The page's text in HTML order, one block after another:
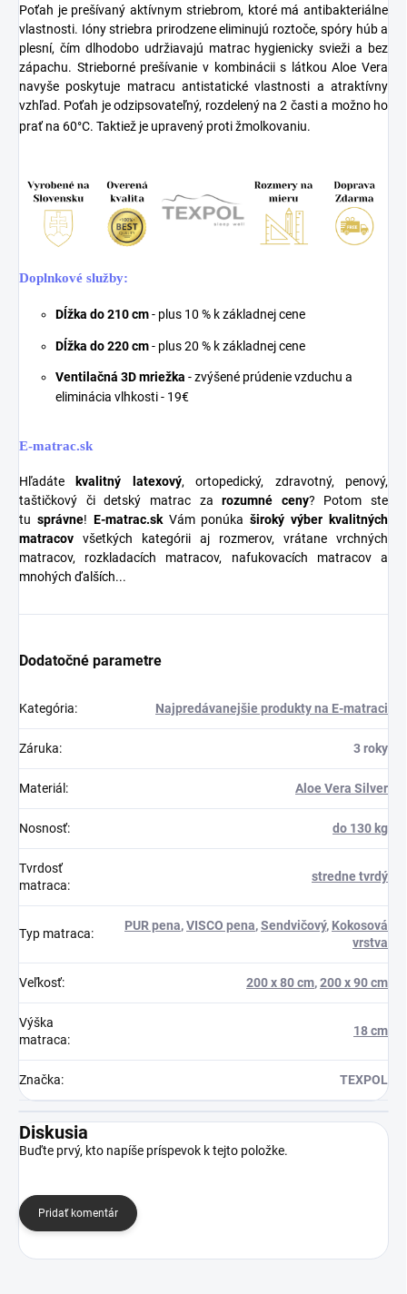
Poťah je prešívaný aktívnym striebrom, ktoré má antibakteriálne
vlastnosti. Ióny striebra prirodzene eliminujú roztoče, spóry húb a
plesní, čím dlhodobo udržiavajú matrac hygienicky svieži a bez
zápachu. Strieborné prešívanie v kombinácii s látkou Aloe Vera
navyše poskytuje matracu antistatické vlastnosti a atraktívny
vzhľad. Poťah je odzipsovateľný, rozdelený na 2 časti a možno ho
prať na 60°C. Taktiež je upravený proti žmolkovaniu.
Doplnkové služby:
Dĺžka do 210 cm- plus 10 % k základnej cene
Dĺžka do 220 cm- plus 20 % k základnej cene
Ventilačná 3D mriežka - zvýšené prúdenie vzduchu a
eliminácia vlhkosti - 19€
E-matrac.sk
Hľadáte kvalitný latexový, ortopedický, zdravotný, penový,
taštičkový či detský matrac zarozumné ceny? Potom ste
tu správne! E-matrac.skVám ponúka široký výber kvalitných
matracov všetkých kategórii aj rozmerov, vrátane vrchných
matracov, rozkladacích matracov, nafukovacích matracov a
mnohých ďalších...
Dodatočné parametre
Kategória: Najpredávanejšie produkty na E-matraci
Záruka: 3 roky
Materiál : Aloe Vera Silver
Nosnosť: do 130 kg
Tvrdosť
matraca:
stredne tvrdý
Typ matraca:
PUR pena,VISCO pena,Sendvičový, Kokosová
vrstva
Veľkosť: 200 x 80 cm,200 x 90 cm
Výška
matraca:
18 cm
Značka: TEXPOL
Diskusia
Buďte prvý, kto napíše príspevok k tejto položke.
Pridať komentár